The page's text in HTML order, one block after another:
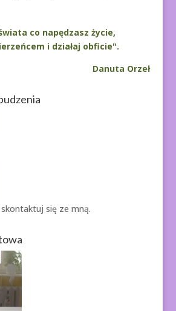
co napędzasz życie,
i działaj obficie".
Danuta Orzeł
skontaktuj się ze mną.